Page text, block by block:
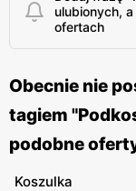
ulubionych,
ofertach
Obecnie nie
tagiem
podobne
Koszulka